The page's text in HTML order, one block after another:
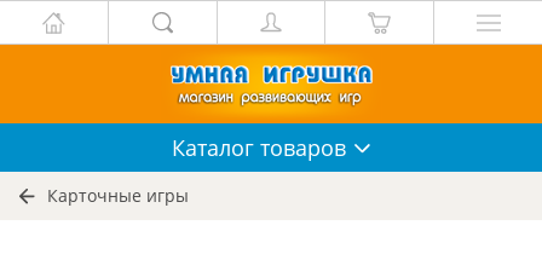
Каталог товаров
Карточные игры